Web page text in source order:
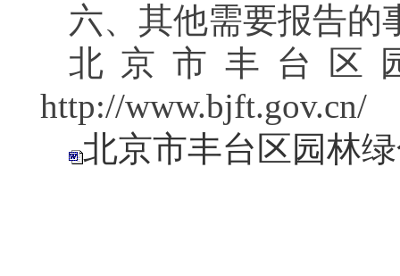
六、其他需要报告的
北京市丰台
http://www.bjft.gov.cn/
北京市丰台区园林